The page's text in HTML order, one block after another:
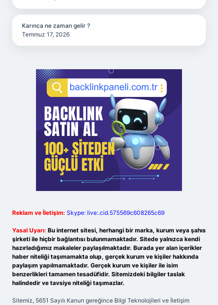
Karınca ne zaman gelir ?
Temmuz 17, 2026
Reklam ve İletişim: Skype: live:.cid.575569c608265c69
Yasal Uyarı: Bu internet sitesi, herhangi bir marka, kurum veya şahıs
şirketi ile hiçbir bağlantısı bulunmamaktadır. Sitede yalnızca kendi
hazırladığımız makaleler paylaşılmaktadır. Burada yer alan içerikler
haber niteliği taşımamakta olup, gerçek kurum ve kişiler hakkında
paylaşım yapılmamaktadır. Gerçek kurum ve kişiler ile isim
benzerlikleri tamamen tesadüfidir. Sitemizdeki bilgiler taslak
halindedir ve tavsiye niteliği taşımazlar.
Sitemiz, 5651 Sayılı Kanun gereğince Bilgi Teknolojileri ve İletişim